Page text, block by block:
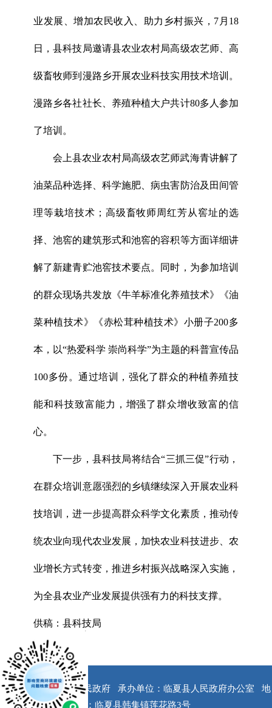
业发展、增加农民收入、助力乡村振兴，7月18
日，县科技局邀请县农业农村局高级农艺师、高
级畜牧师到漫路乡开展农业科技实用技术培训。
漫路乡各社社长、养殖种植大户共计80多人参加
了培训。
会上县农业农村局高级农艺师武海青讲解了
油菜品种选择、科学施肥、病虫害防治及田间管
理等栽培技术；高级畜牧师周红芳从窖址的选
择、池窖的建筑形式和池窖的容积等方面详细讲
解了新建青贮池窖技术要点。同时，为参加培训
的群众现场共发放《牛羊标准化养殖技术》《油
菜种植技术》《赤松茸种植技术》小册子200多
本，以“热爱科学 崇尚科学”为主题的科普宣传品
100多份。通过培训，强化了群众的种植养殖技
能和科技致富能力，增强了群众增收致富的信
心。
下一步，县科技局将结合“三抓三促”行动，
在群众培训意愿强烈的乡镇继续深入开展农业科
技培训，进一步提高群众科学文化素质，推动传
统农业向现代农业发展，加快农业科技进步、农
业增长方式转变，推进乡村振兴战略深入实施，
为全县农业产业发展提供强有力的科技支撑。
供稿：县科技局
版权所有：临夏县人民政府 承办单位：临夏县人民政府办公室
地
址：临夏县韩集镇莲花路3号
x